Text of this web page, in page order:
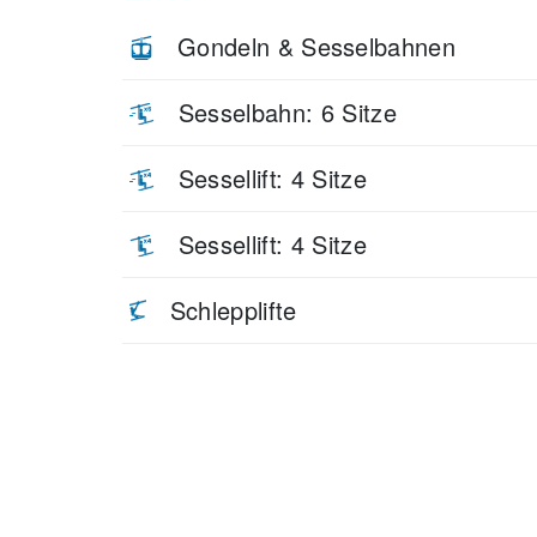
Gondeln & Sesselbahnen
Sesselbahn: 6 Sitze
Sessellift: 4 Sitze
Sessellift: 4 Sitze
Schlepplifte